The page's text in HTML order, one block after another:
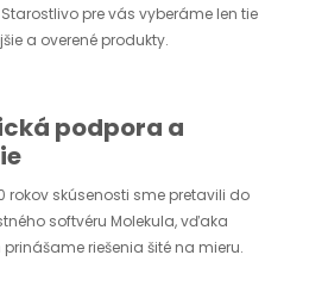
pre vás vyberáme len tie
a overené produkty.
podpora a
rokov skúsenosti sme pretavili do
softvéru Molekula, vďaka
riešenia šité na mieru.